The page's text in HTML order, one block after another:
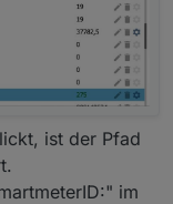
ist der Pfad
im